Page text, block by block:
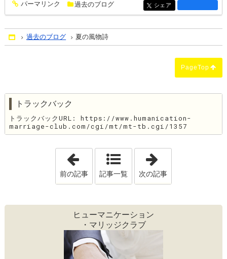
entry1370
パーマリンク 過去のブログ entry1370
シェア
Home
過去のブログ 夏の風物詩
PageTop
トラックバック
トラックバックURL: https://www.humanication-
marriage-club.com/cgi/mt/mt-tb.cgi/1357
「ベビーラッシュ！」
前の記事 記事一覧 次の記事
ヒューマニケーション
・マリッジクラブ